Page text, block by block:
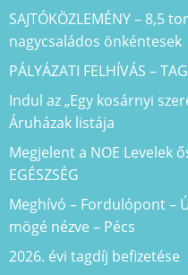
SAJTÓKÖZLEMÉNY – 8,5
nagycsaládos önkéntesek
PÁLYÁZATI FELHÍVÁS –
Indul az „Egy kosárnyi
Áruházak listája
Megjelent a NOE Levelek
EGÉSZSÉG
Meghívó – Fordulópont –
mögé nézve – Pécs
2026. évi tagdíj befizetése